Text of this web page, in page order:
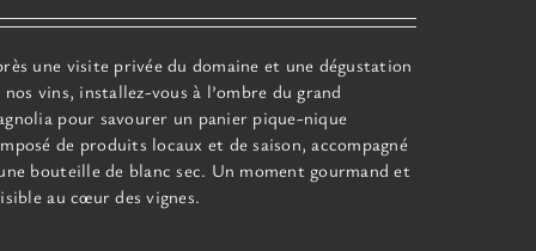
une visite privée du domaine et une dégustation
nos vins, installez-vous à l’ombre du grand
pour savourer un panier pique-nique
de produits locaux et de saison, accompagné
bouteille de blanc sec. Un moment gourmand et
au cœur des vignes.